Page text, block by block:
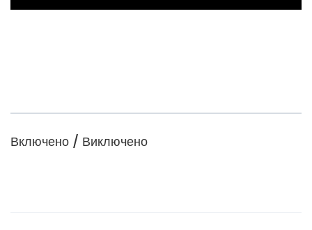
Включено / Виключено